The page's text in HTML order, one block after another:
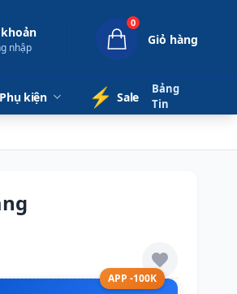
nhập
0
Giỏ hàng
Phụ kiện ⚡️ Sale
Bảng
Tin
APP -100K